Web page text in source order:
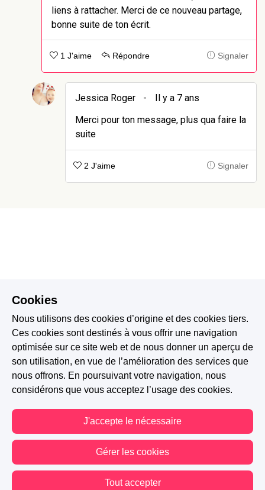
liens à rattacher. Merci de ce nouveau partage,
bonne suite de ton écrit.
1 J'aime Répondre Signaler
Jessica Roger -
Il y a 7 ans
Merci pour ton message, plus qua faire la
suite
2 J'aime Signaler
Cookies
Nous utilisons des cookies d’origine et des cookies tiers.
Ces cookies sont destinés à vous offrir une navigation
optimisée sur ce site web et de nous donner un aperçu de
son utilisation, en vue de l’amélioration des services que
nous offrons. En poursuivant votre navigation, nous
considérons que vous acceptez l’usage des cookies.
J'accepte le nécessaire
Gérer les cookies
Tout accepter